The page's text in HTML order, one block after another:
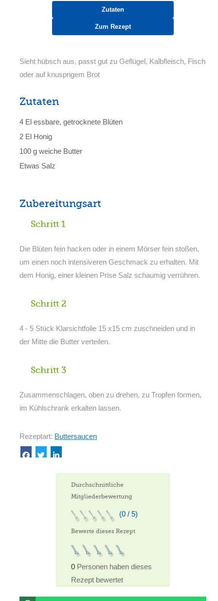
Zutaten
Zum Rezept
Sieht hübsch aus, passt gut zu Geflügel, Kalbfleisch, Fisch
oder auf knusprigem Brot
Zutaten
4 El essbare, getrocknete Blüten
2 El Honig
100 g weiche Butter
Etwas Salz
Zubereitungsart
Schritt 1
Die Blüten fein hacken oder in einem Mörser fein stoßen,
um einen noch intensiveren Geschmack zu erhalten. Mit
dem Honig, einer kleinen Prise Salz schaumig verrühren.
Schritt 2
4 - 5 Stück Klarsichtfolie 15 x15 cm zuschneiden und in
der Mitte die Butter verteilen.
Schritt 3
Zusammenschlagen, oben zu drehen, zu Tropfen formen,
im Kühlschrank erkalten lassen.
Rezeptart: Buttersaucen
Durchschnittliche
Mitgliederbewertung
(0 / 5)
Bewerte dieses Rezept
0 Personen haben dieses
Rezept bewertet